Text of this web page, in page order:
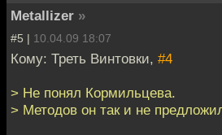
Metallizer »
#5 | 10.04.09 18:07
Кому: Треть Винтовки, #4
> Не понял Кормильцева.
> Методов он так и не